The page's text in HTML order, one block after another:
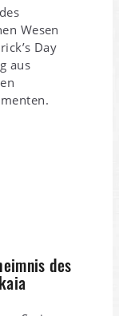
Wesen
Day
aus
des